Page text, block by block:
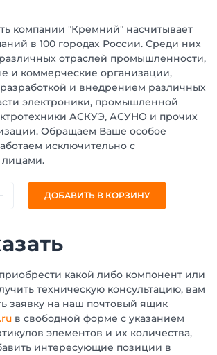
компании "Кремний" насчитывает
в 100 городах России. Среди них
отраслей промышленности,
и коммерческие организации,
и внедрением различных
электроники, промышленной
АСКУЭ, АСУНО и прочих
Обращаем Ваше особое
исключительно с
ДОБАВИТЬ В КОРЗИНУ
какой либо компонент или
техническую консультацию, вам
заявку на наш почтовый ящик
в свободной форме с указанием
элементов и их количества,
интересующие позиции в